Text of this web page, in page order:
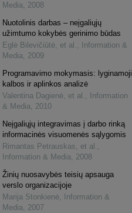
Media, 2008
Nuotolinis darbas – neįgaliųjų
užimtumo kokybės gerinimo būdas
Eglė Bilevičiūtė, et al. ,
Information &
Media, 2009
Programavimo mokymasis: lyginamoji
kalbos ir aplinkos analizė
Valentina Dagienė, et al. ,
Information
& Media, 2010
Neįgaliųjų integravimas į darbo rinką
informacinės visuomenės sąlygomis
Rimantas Petrauskas, et al. ,
Information & Media, 2008
Žinių nuosavybės teisių apsauga
verslo organizacijoje
Marija Stonkienė,
Information &
Media, 2007